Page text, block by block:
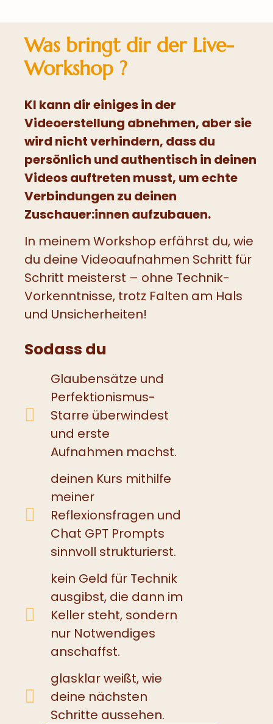
Was bringt dir der Live-
Workshop ?
KI kann dir einiges in der
Videoerstellung abnehmen, aber sie
wird nicht verhindern, dass du
persönlich und authentisch in deinen
Videos auftreten musst, um echte
Verbindungen zu deinen
Zuschauer:innen aufzubauen.
In meinem Workshop erfährst du, wie
du deine Videoaufnahmen Schritt für
Schritt meisterst – ohne Technik-
Vorkenntnisse, trotz Falten am Hals
und Unsicherheiten!
Sodass du
Glaubensätze und
Perfektionismus-
Starre überwindest
und erste
Aufnahmen machst.
deinen Kurs mithilfe
meiner
Reflexionsfragen und
Chat GPT Prompts
sinnvoll strukturierst.
kein Geld für Technik
ausgibst, die dann im
Keller steht, sondern
nur Notwendiges
anschaffst.
glasklar weißt, wie
deine nächsten
Schritte aussehen.